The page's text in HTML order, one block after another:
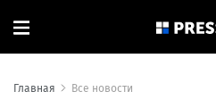
Главная Все новости